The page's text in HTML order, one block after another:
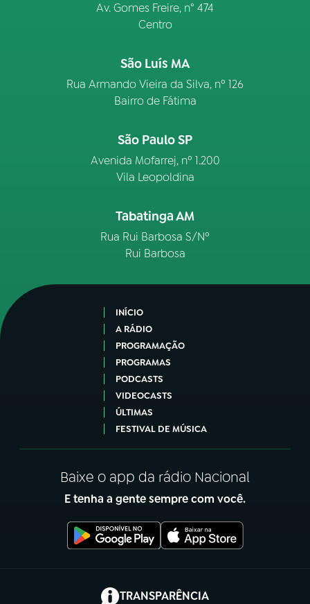
Av. Gomes Freire, n° 474
Centro
São Luís MA
Rua Armando Vieira da Silva, nº 126
Bairro de Fátima
São Paulo SP
Avenida Mofarrej, nº 1.200
Vila Leopoldina
Tabatinga AM
Rua Rui Barbosa S/Nº
Rui Barbosa
INÍCIO
A RÁDIO
PROGRAMAÇÃO
PROGRAMAS
PODCASTS
VIDEOCASTS
ÚLTIMAS
FESTIVAL DE MÚSICA
Baixe o app da rádio Nacional
E tenha a gente sempre com você.
TRANSPARÊNCIA
(abre em nova aba)